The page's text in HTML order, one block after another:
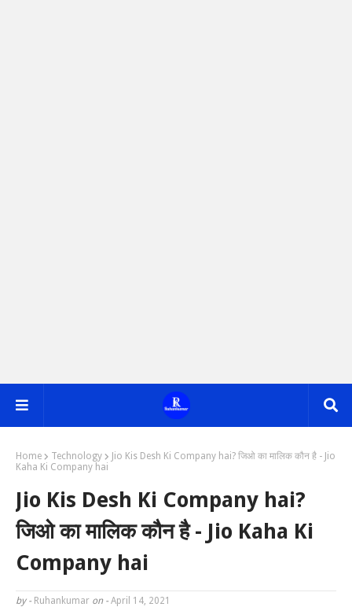
Home Technology
Jio Kis Desh Ki Company hai? जिओ का मालिक कौन है - Jio
Kaha Ki Company hai
Jio Kis Desh Ki Company hai?
जिओ का मालिक कौन है - Jio Kaha Ki
Company hai
by - Ruhankumar on - April 14, 2021